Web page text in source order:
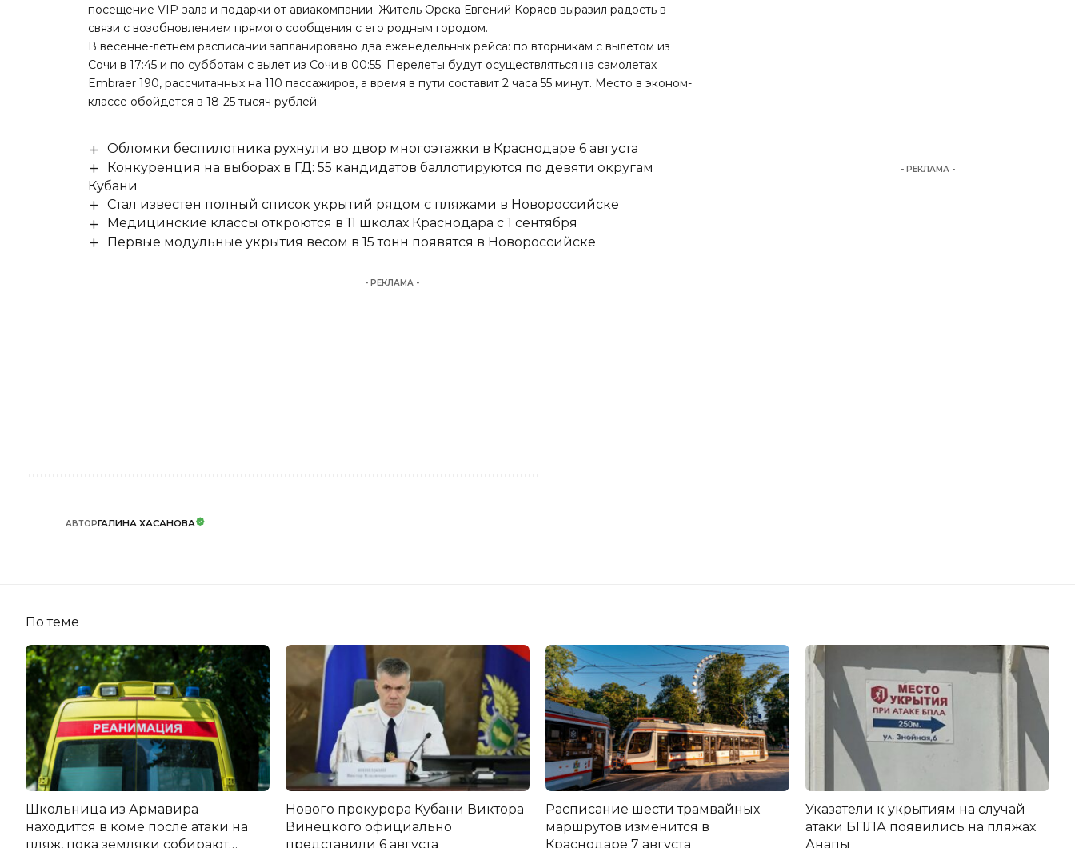
посещение VIP-зала и подарки от авиакомпании. Житель Орска Евгений Коряев выразил радость в
связи с возобновлением прямого сообщения с его родным городом.
В весенне-летнем расписании запланировано два еженедельных рейса: по вторникам с вылетом из
Сочи в 17:45 и по субботам с вылет из Сочи в 00:55. Перелеты будут осуществляться на самолетах
Embraer 190, рассчитанных на 110 пассажиров, а время в пути составит 2 часа 55 минут. Место в эконом-
классе обойдется в 18-25 тысяч рублей.
Обломки беспилотника рухнули во двор многоэтажки в Краснодаре 6 августа
Конкуренция на выборах в ГД: 55 кандидатов баллотируются по девяти округам
Кубани
Стал известен полный список укрытий рядом с пляжами в Новороссийске
Медицинские классы откроются в 11 школах Краснодара с 1 сентября
Первые модульные укрытия весом в 15 тонн появятся в Новороссийске
- РЕКЛАМА -
АВТОРГАЛИНА ХАСАНОВА
- РЕКЛАМА -
По теме
Школьница из Армавира
находится в коме после атаки на
пляж, пока земляки собирают
Нового прокурора Кубани Виктора
Винецкого официально
представили 6 августа
Расписание шести трамвайных
маршрутов изменится в
Краснодаре 7 августа
Указатели к укрытиям на случай
атаки БПЛА появились на пляжах
Анапы